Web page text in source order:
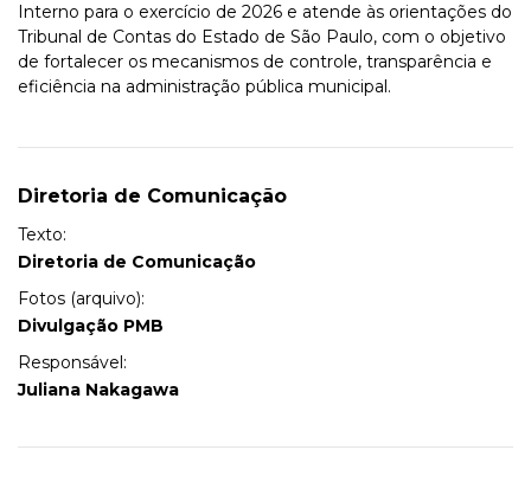
Interno para o exercício de 2026 e atende às orientações do
Tribunal de Contas do Estado de São Paulo, com o objetivo
de fortalecer os mecanismos de controle, transparência e
eficiência na administração pública municipal.
Diretoria de Comunicação
Texto:
Diretoria de Comunicação
Fotos (arquivo):
Divulgação PMB
Responsável:
Juliana Nakagawa